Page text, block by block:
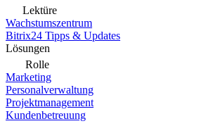
Lektüre
Wachstumszentrum
Bitrix24 Tipps & Updates
Lösungen
Rolle
Marketing
Personalverwaltung
Projektmanagement
Kundenbetreuung